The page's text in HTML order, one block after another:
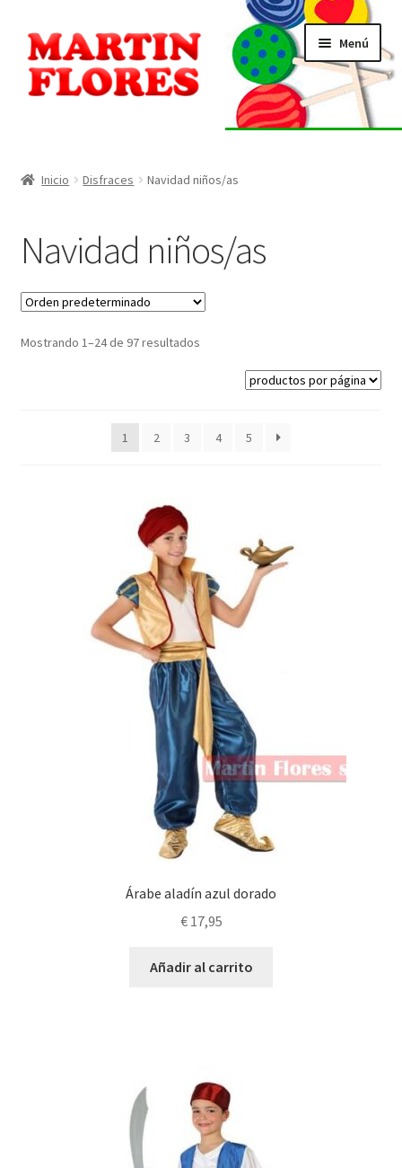
Ir
la
navegación
Ir
al
contenido
Menú
Tienda
Inicio Disfraces Navidad niños/as
Navidad niños/as
Mostrando 1–24 de 97 resultados
1 2 3 4 5
Árabe aladín azul dorado
€17,95
Añadir al carrito